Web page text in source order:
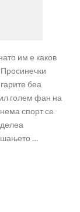
им е каков
беа
голем фан на
спорт се
…